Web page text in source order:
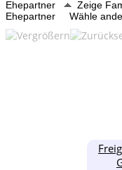
Ehepartner
Zeige
Ehepartner
Wähle